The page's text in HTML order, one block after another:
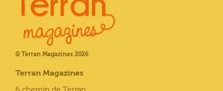
© Terran Magazines 2026
Terran Magazines